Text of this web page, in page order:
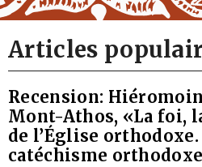
Articles
Recension:
Mont-Athos, «La foi,
de l’Église
catéchisme